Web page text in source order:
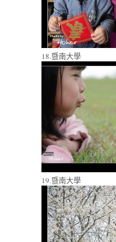
18.暨南大學
19.暨南大學